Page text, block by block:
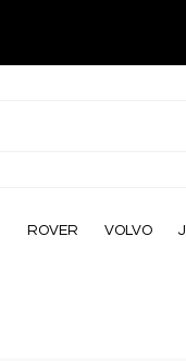
ROVER VOLVO